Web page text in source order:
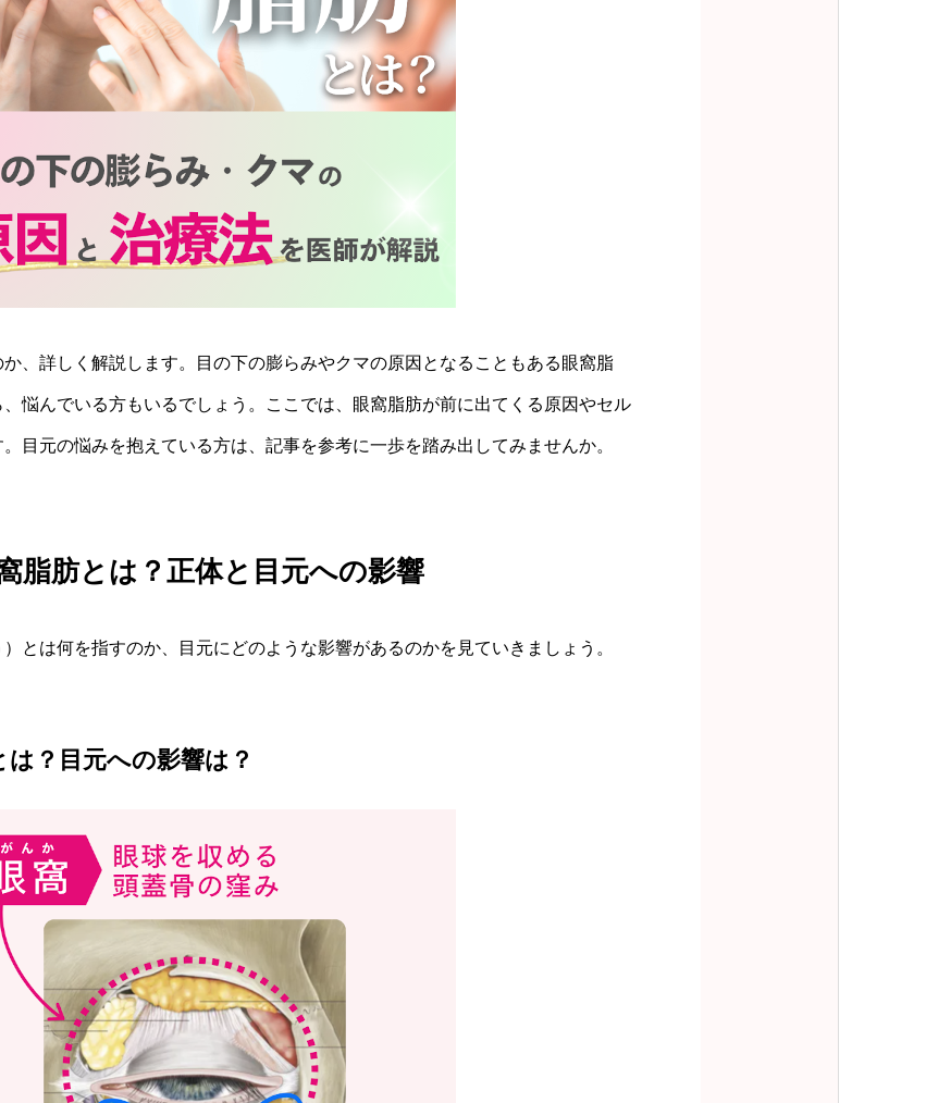
、詳しく解説します。目の下の膨らみやクマの原因となることもある眼窩脂
悩んでいる方もいるでしょう。ここでは、眼窩脂肪が前に出てくる原因やセル
目元の悩みを抱えている方は、記事を参考に一歩を踏み出してみませんか。
脂肪とは？正体と目元への影響
とは何を指すのか、目元にどのような影響があるのかを見ていきましょう。
？目元への影響は？